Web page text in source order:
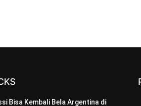
Bisa Kembali Bela Argentina di